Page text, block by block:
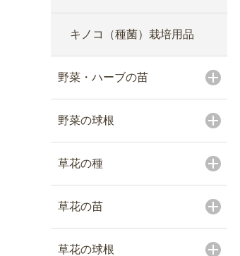
キノコ（種菌）栽培用品
野菜・ハーブの苗
野菜の球根
草花の種
草花の苗
草花の球根